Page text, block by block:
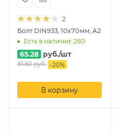
2
Болт DIN933, 10х70мм, А2
Есть в наличии: 280
65.28 руб./шт
81.60руб. -20%
В корзину